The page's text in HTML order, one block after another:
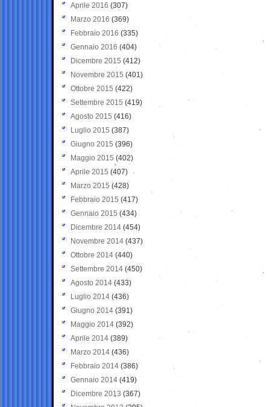
Aprile 2016 (307)
Marzo 2016 (369)
Febbraio 2016 (335)
Gennaio 2016 (404)
Dicembre 2015 (412)
Novembre 2015 (401)
Ottobre 2015 (422)
Settembre 2015 (419)
Agosto 2015 (416)
Luglio 2015 (387)
Giugno 2015 (396)
Maggio 2015 (402)
Aprile 2015 (407)
Marzo 2015 (428)
Febbraio 2015 (417)
Gennaio 2015 (434)
Dicembre 2014 (454)
Novembre 2014 (437)
Ottobre 2014 (440)
Settembre 2014 (450)
Agosto 2014 (433)
Luglio 2014 (436)
Giugno 2014 (391)
Maggio 2014 (392)
Aprile 2014 (389)
Marzo 2014 (436)
Febbraio 2014 (386)
Gennaio 2014 (419)
Dicembre 2013 (367)